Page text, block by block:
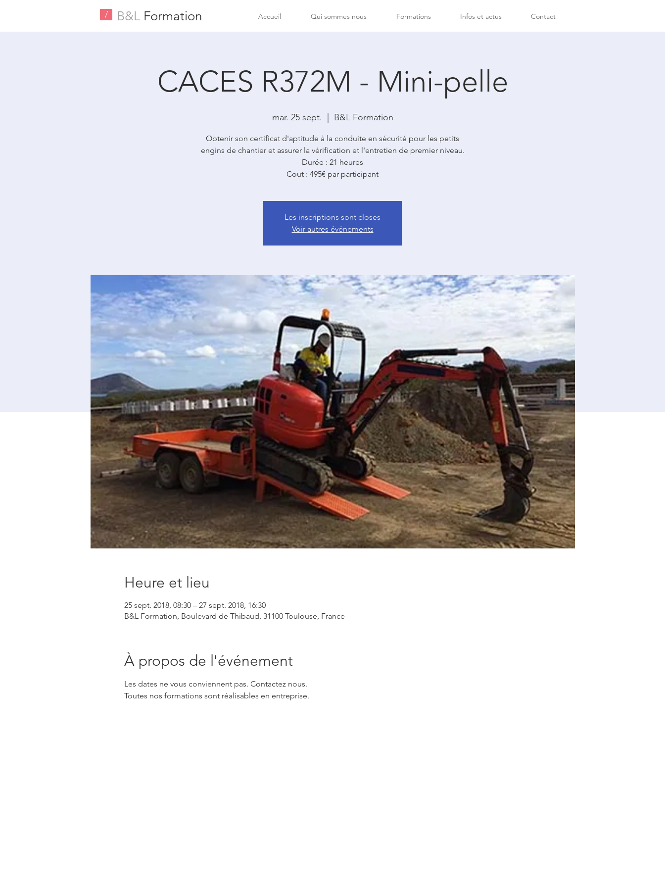
/ B&L Formation Accueil Qui sommes nous Formations Infos et actus Contact
CACES R372M - Mini-pelle
mar. 25 sept. B&L Formation
Obtenir son certificat d'aptitude à la conduite en sécurité pour les petits
engins de chantier et assurer la vérification et l'entretien de premier niveau.
Durée : 21 heures
Cout : 495€ par participant
Les inscriptions sont closes
Voir autres événements
Heure et lieu
25 sept. 2018, 08:30 – 27 sept. 2018, 16:30
B&L Formation, Boulevard de Thibaud, 31100 Toulouse, France
À propos de l'événement
Les dates ne vous conviennent pas. Contactez nous.
Toutes nos formations sont réalisables en entreprise.